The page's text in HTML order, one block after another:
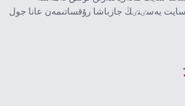
يەسٸنٸڭ جازباشا رۇقساتىمەن عانا جول